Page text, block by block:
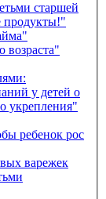
старшей
возраста"
у детей о
укрепления"
ребенок рос
варежек